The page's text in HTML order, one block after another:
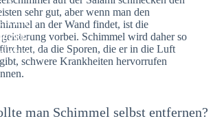
an
sehr gut, aber wenn man den
an der Wand findet, ist die
vorbei. Schimmel wird daher so
da die Sporen, die er in die Luft
schwere Krankheiten hervorrufen
man Schimmel selbst entfernen?